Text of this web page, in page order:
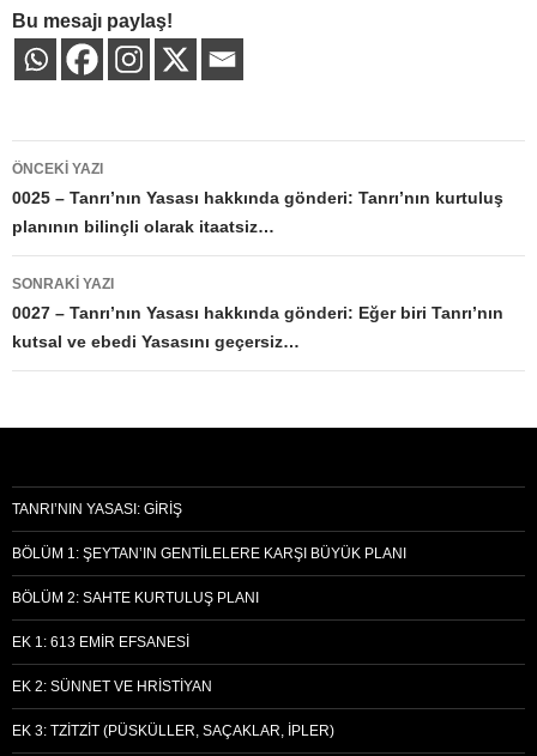
Bu mesajı paylaş!
Yazı
dolaşımı
ÖNCEKI YAZI
0025 – Tanrı’nın Yasası hakkında gönderi: Tanrı’nın kurtuluş
planının bilinçli olarak itaatsiz…
SONRAKI YAZI
0027 – Tanrı’nın Yasası hakkında gönderi: Eğer biri Tanrı’nın
kutsal ve ebedi Yasasını geçersiz…
TANRI’NIN YASASI: GIRIŞ
BÖLÜM 1: ŞEYTAN’IN GENTILELERE KARŞI BÜYÜK PLANI
BÖLÜM 2: SAHTE KURTULUŞ PLANI
EK 1: 613 EMIR EFSANESI
EK 2: SÜNNET VE HRISTIYAN
EK 3: TZITZIT (PÜSKÜLLER, SAÇAKLAR, İPLER)